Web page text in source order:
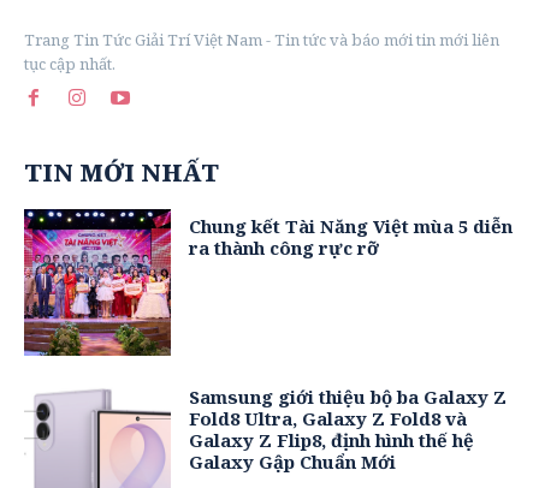
Trang Tin Tức Giải Trí Việt Nam - Tin tức và báo mới tin mới liên
tục cập nhất.
TIN MỚI NHẤT
Chung kết Tài Năng Việt mùa 5 diễn
ra thành công rực rỡ
Samsung giới thiệu bộ ba Galaxy Z
Fold8 Ultra, Galaxy Z Fold8 và
Galaxy Z Flip8, định hình thế hệ
Galaxy Gập Chuẩn Mới